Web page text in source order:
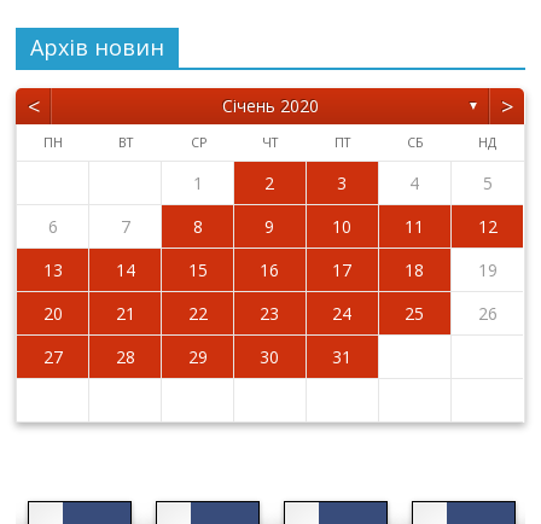
Архiв новин
< Січень 2020 ▼ >
ПН ВТ СР ЧТ ПТ СБ НД
1 2 3 4
5
6
7 8 9 10 11
12
13
14 15 16 17 18
19
20
21 22 23 24 25
26
27
28 29 30 31